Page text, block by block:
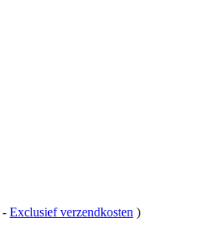
- Exclusief verzendkosten )